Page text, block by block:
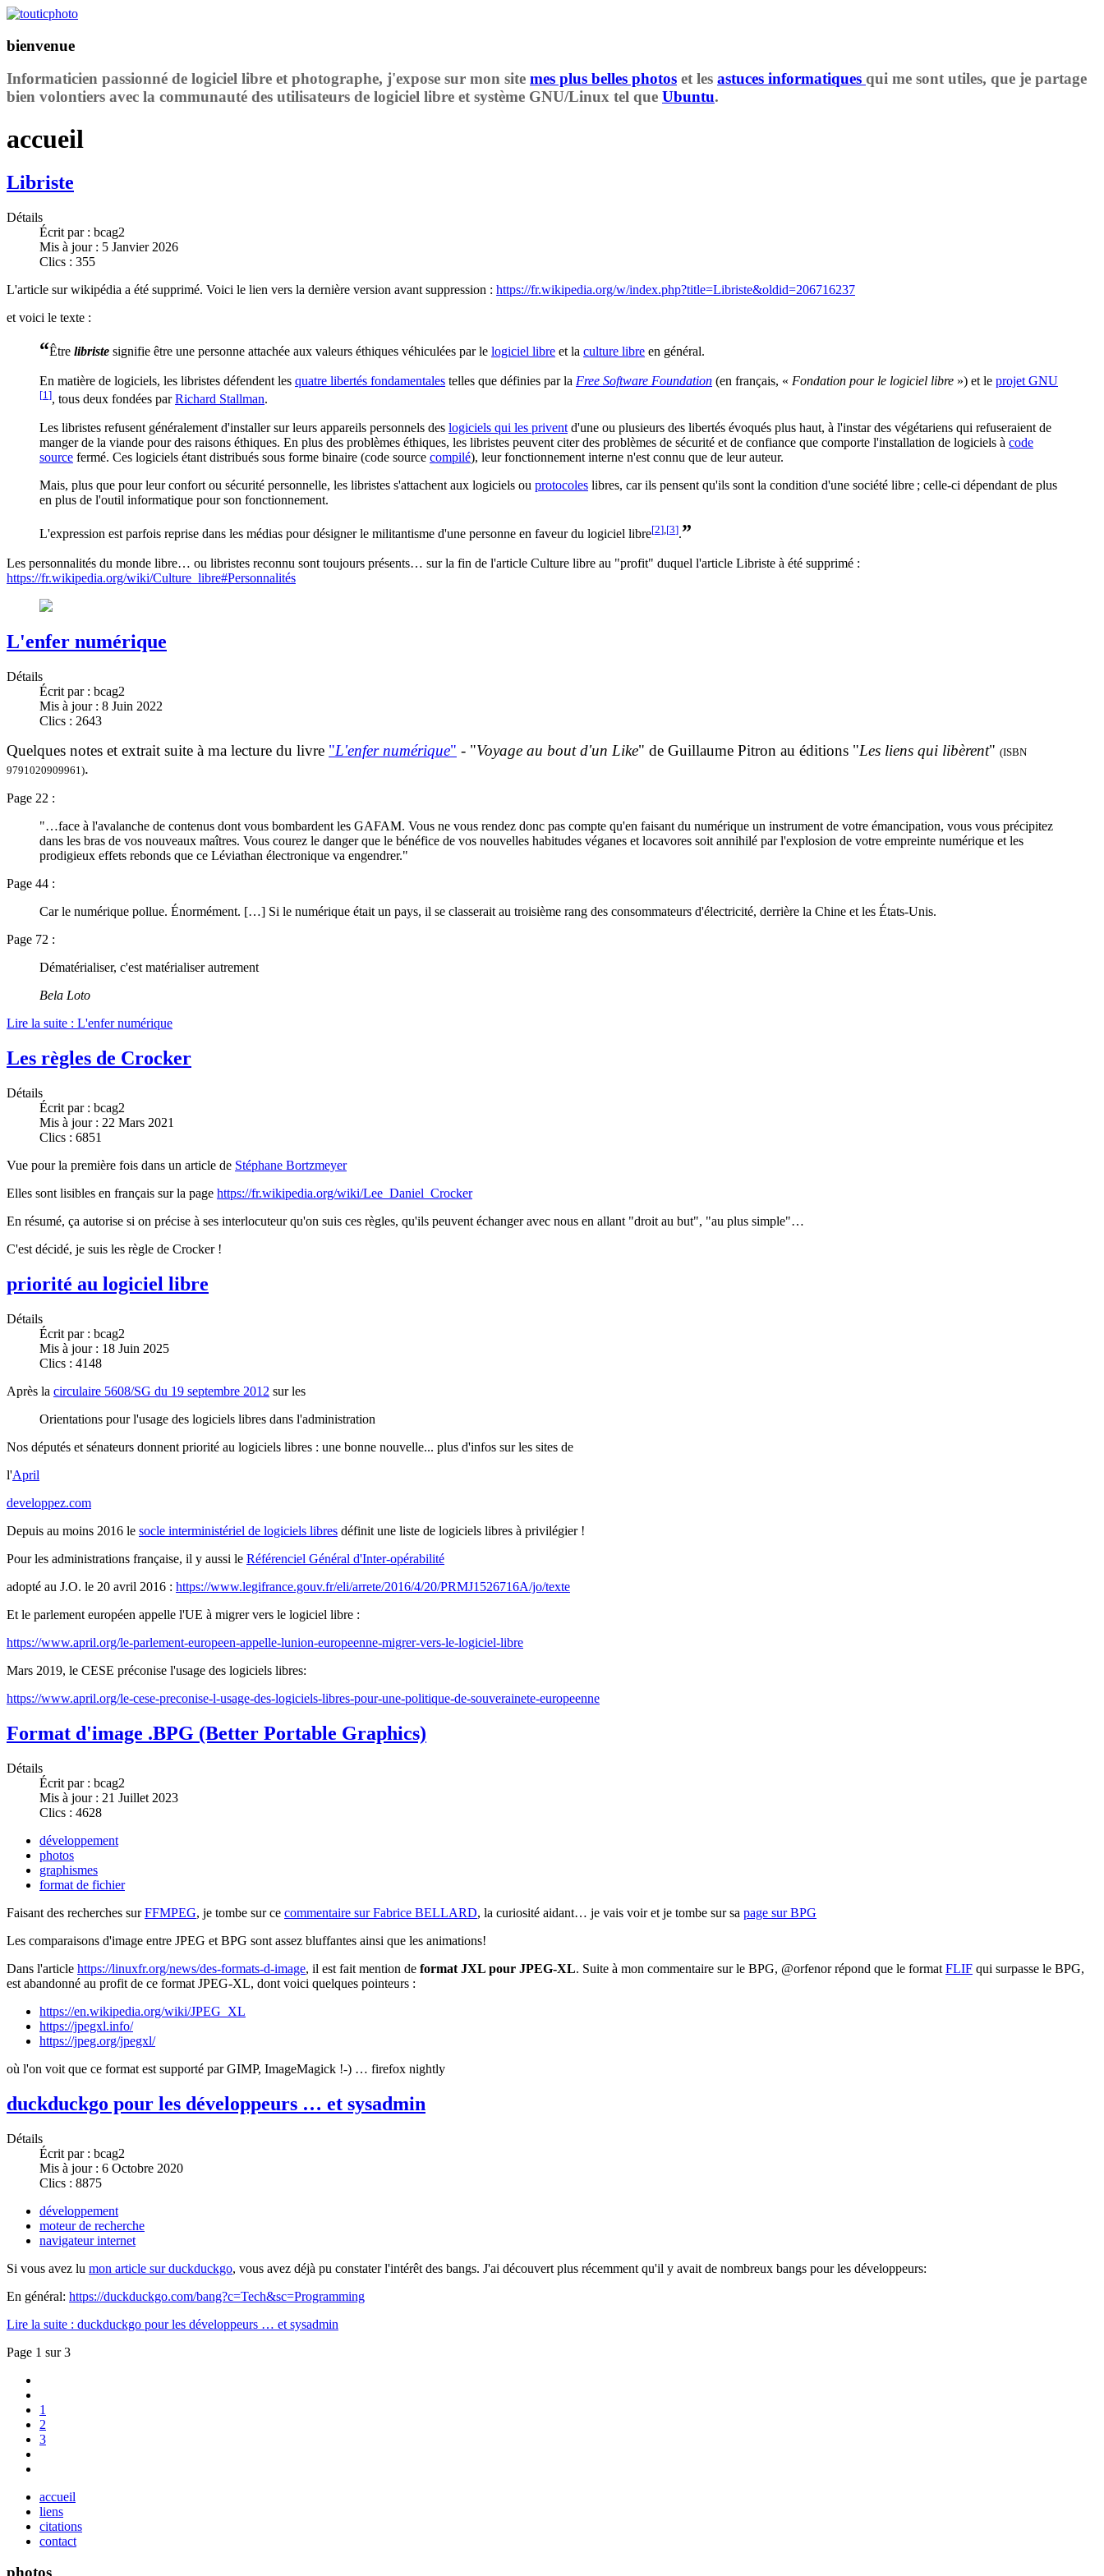
bienvenue
Informaticien passionné de logiciel libre et photographe, j'expose sur mon site mes plus belles photos et les astuces informatiques qui me sont utiles, que je partage
bien volontiers avec la communauté des utilisateurs de logiciel libre et système GNU/Linux tel que Ubuntu.
accueil
Libriste
Détails
Écrit par : bcag2
Mis à jour : 5 Janvier 2026
Clics : 355
L'article sur wikipédia a été supprimé. Voici le lien vers la dernière version avant suppression : https://fr.wikipedia.org/w/index.php?title=Libriste&oldid=206716237
et voici le texte :
“Être libriste signifie être une personne attachée aux valeurs éthiques véhiculées par le logiciel libre et la culture libre en général.
En matière de logiciels, les libristes défendent les quatre libertés fondamentales telles que définies par la Free Software Foundation (en français, « Fondation pour le logiciel libre ») et le projet GNU
[1], tous deux fondées parRichard Stallman.
Les libristes refusent généralement d'installer sur leurs appareils personnels des logiciels qui les privent d'une ou plusieurs des libertés évoqués plus haut, à l'instar des végétariens qui refuseraient de
manger de la viande pour des raisons éthiques. En plus des problèmes éthiques, les libristes peuvent citer des problèmes de sécurité et de confiance que comporte l'installation de logiciels à code
source fermé. Ces logiciels étant distribués sous forme binaire (code source compilé), leur fonctionnement interne n'est connu que de leur auteur.
Mais, plus que pour leur confort ou sécurité personnelle, les libristes s'attachent aux logiciels ou protocoles libres, car ils pensent qu'ils sont la condition d'une société libre ; celle-ci dépendant de plus
en plus de l'outil informatique pour son fonctionnement.
L'expression est parfois reprise dans les médias pour désigner le militantisme d'une personne en faveur du logiciel libre[2] [3].”
Les personnalités du monde libre… ou libristes reconnu sont toujours présents… sur la fin de l'article Culture libre au "profit" duquel l'article Libriste à été supprimé :
https://fr.wikipedia.org/wiki/Culture_libre#Personnalités
L'enfer numérique
Détails
Écrit par : bcag2
Mis à jour : 8 Juin 2022
Clics : 2643
Quelques notes et extrait suite à ma lecture du livre "L'enfer numérique" - "Voyage au bout d'un Like" de Guillaume Pitron au éditions "Les liens qui libèrent" (ISBN
9791020909961).
Page 22 :
"…face à l'avalanche de contenus dont vous bombardent les GAFAM. Vous ne vous rendez donc pas compte qu'en faisant du numérique un instrument de votre émancipation, vous vous précipitez
dans les bras de vos nouveaux maîtres. Vous courez le danger que le bénéfice de vos nouvelles habitudes véganes et locavores soit annihilé par l'explosion de votre empreinte numérique et les
prodigieux effets rebonds que ce Léviathan électronique va engendrer."
Page 44 :
Car le numérique pollue. Énormément. […] Si le numérique était un pays, il se classerait au troisième rang des consommateurs d'électricité, derrière la Chine et les États-Unis.
Page 72 :
Dématérialiser, c'est matérialiser autrement
Bela Loto
Lire la suite : L'enfer numérique
Les règles de Crocker
Détails
Écrit par : bcag2
Mis à jour : 22 Mars 2021
Clics : 6851
Vue pour la première fois dans un article de Stéphane Bortzmeyer
Elles sont lisibles en français sur la page https://fr.wikipedia.org/wiki/Lee_Daniel_Crocker
En résumé, ça autorise si on précise à ses interlocuteur qu'on suis ces règles, qu'ils peuvent échanger avec nous en allant "droit au but", "au plus simple"…
C'est décidé, je suis les règle de Crocker !
priorité au logiciel libre
Détails
Écrit par : bcag2
Mis à jour : 18 Juin 2025
Clics : 4148
Après la circulaire 5608/SG du 19 septembre 2012 sur les
Orientations pour l'usage des logiciels libres dans l'administration
Nos députés et sénateurs donnent priorité au logiciels libres : une bonne nouvelle... plus d'infos sur les sites de
l'April
developpez.com
Depuis au moins 2016 le socle interministériel de logiciels libres définit une liste de logiciels libres à privilégier !
Pour les administrations française, il y aussi le Référenciel Général d'Inter-opérabilité
adopté au J.O. le 20 avril 2016 : https://www.legifrance.gouv.fr/eli/arrete/2016/4/20/PRMJ1526716A/jo/texte
Et le parlement européen appelle l'UE à migrer vers le logiciel libre :
https://www.april.org/le-parlement-europeen-appelle-lunion-europeenne-migrer-vers-le-logiciel-libre
Mars 2019, le CESE préconise l'usage des logiciels libres:
https://www.april.org/le-cese-preconise-l-usage-des-logiciels-libres-pour-une-politique-de-souverainete-europeenne
Format d'image .BPG (Better Portable Graphics)
Détails
Écrit par : bcag2
Mis à jour : 21 Juillet 2023
Clics : 4628
développement
photos
graphismes
format de fichier
Faisant des recherches surFFMPEG, je tombe sur ce commentaire sur Fabrice BELLARD, la curiosité aidant… je vais voir et je tombe sur sa page sur BPG
Les comparaisons d'image entre JPEG et BPG sont assez bluffantes ainsi que les animations!
Dans l'article https://linuxfr.org/news/des-formats-d-image, il est fait mention de format JXL pour JPEG-XL. Suite à mon commentaire sur le BPG, @orfenor répond que le format FLIF qui surpasse le BPG,
est abandonné au profit de ce format JPEG-XL, dont voici quelques pointeurs :
https://en.wikipedia.org/wiki/JPEG_XL
https://jpegxl.info/
https://jpeg.org/jpegxl/
où l'on voit que ce format est supporté par GIMP, ImageMagick !-) … firefox nightly
duckduckgo pour les développeurs … et sysadmin
Détails
Écrit par : bcag2
Mis à jour : 6 Octobre 2020
Clics : 8875
développement
moteur de recherche
navigateur internet
Si vous avez lu mon article sur duckduckgo, vous avez déjà pu constater l'intérêt des bangs. J'ai découvert plus récemment qu'il y avait de nombreux bangs pour les développeurs:
En général: https://duckduckgo.com/bang?c=Tech&sc=Programming
Lire la suite : duckduckgo pour les développeurs … et sysadmin
Page 1 sur 3
1
2
3
accueil
liens
citations
contact